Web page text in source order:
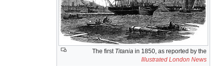
The first Titania in 1850, as reported by the
Illustrated London News